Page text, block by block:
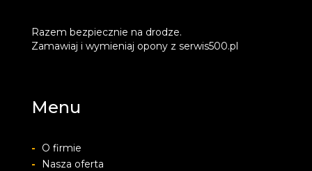
Razem bezpiecznie na drodze.
Zamawiaj i wymieniaj opony z serwis500.pl
Menu
-
O firmie
-
Nasza oferta